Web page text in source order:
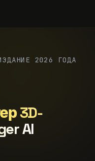
2026 ГОДА
3D-
AI